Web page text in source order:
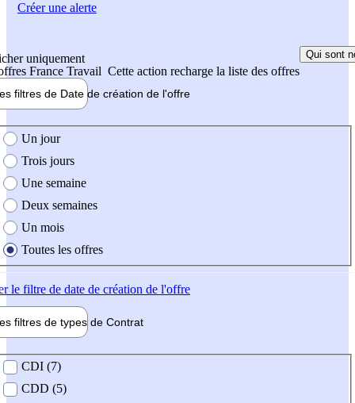
uniquement
France Travail Cette action recharge la liste des offres
Qui sont
filtres de Date de création de l'offre
création de l'offre
Un jour
Trois jours
Une semaine
Deux semaines
Un mois
Toutes les offres
le filtre de date de création de l'offre
filtres de types de Contrat
contrat
CDI (7)
CDD (5)
Créer une alerte